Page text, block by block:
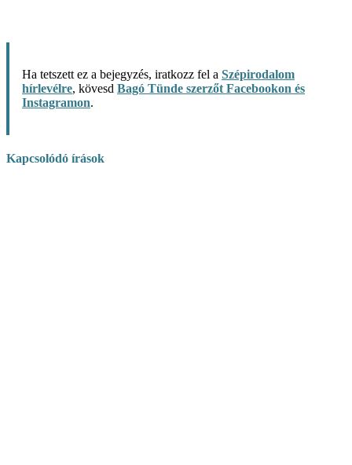
Ha tetszett ez a bejegyzés, iratkozz fel a Szépirodalom
hírlevélre, kövesd Bagó Tünde szerzőt Facebookon és
Instagramon.
Kapcsolódó írások